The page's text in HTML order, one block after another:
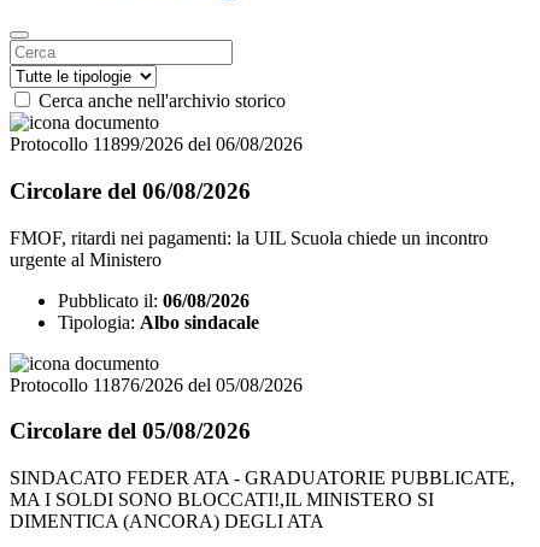
Cerca anche nell'archivio storico
Protocollo 11899/2026 del 06/08/2026
Circolare del 06/08/2026
FMOF, ritardi nei pagamenti: la UIL Scuola chiede un incontro
urgente al Ministero
Pubblicato il: 06/08/2026
Tipologia: Albo sindacale
Protocollo 11876/2026 del 05/08/2026
Circolare del 05/08/2026
SINDACATO FEDER ATA - GRADUATORIE PUBBLICATE,
MA I SOLDI SONO BLOCCATI!,IL MINISTERO SI
DIMENTICA (ANCORA) DEGLI ATA